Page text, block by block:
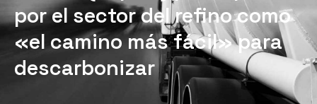
por el sector del refino como
«el camino más fácil» para
descarbonizar